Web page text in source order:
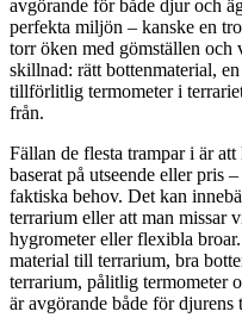
avgörande för både djur och
perfekta miljön – kanske en
torr öken med gömställen och
skillnad: rätt bottenmaterial,
tillförlitlig termometer i
från.
Fällan de flesta trampar i är
baserat på utseende eller pris
faktiska behov. Det kan
terrarium eller att man missar
hygrometer eller flexibla
material till terrarium, bra
terrarium, pålitlig termometer
är avgörande både för